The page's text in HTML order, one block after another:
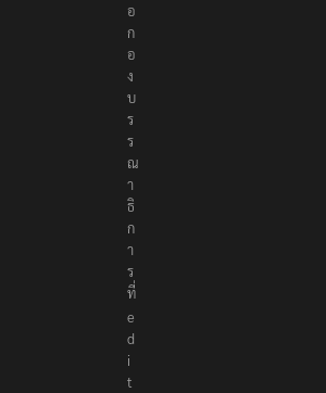
อ
ก
อ
ง
บ
ร
ร
ณ
า
ธิ
ก
า
ร
ที่
e
d
i
t